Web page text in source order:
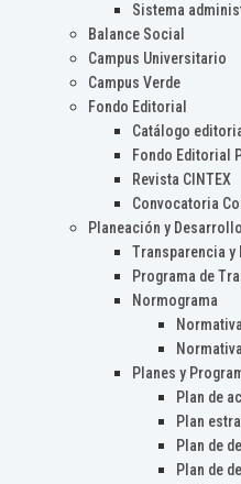
Sistema
Balance Social
Campus Universitario
Campus Verde
Fondo Editorial
Catálogo
Fondo Editorial
Revista CINTEX
Convocatoria
Planeación y
Transparencia y
Programa de
Normograma
Planes y
Plan de
Plan
Plan de
Plan de